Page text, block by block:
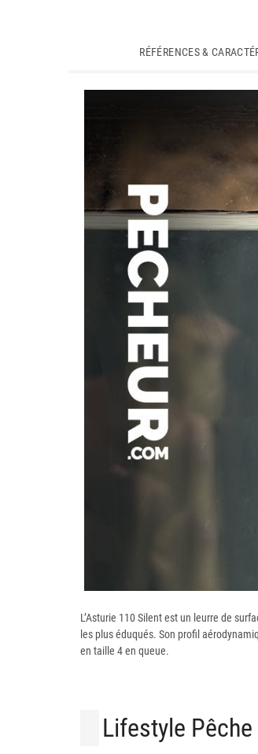
RÉFÉRENCES &
L’Asturie 110 Silent est un leurre de
les plus éduqués. Son profil
en taille 4 en queue.
Lifestyle